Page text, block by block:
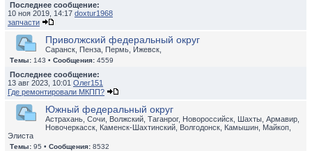
Последнее сообщение:
10 ноя 2019, 14:17 doxtur1968
запчасти
Приволжский федеральный округ
Саранск, Пенза, Пермь, Ижевск,
Темы: 143 • Сообщения: 4559
Последнее сообщение:
13 авг 2023, 10:01 Олег151
Где ремонтировали МКПП?
Южный федеральный округ
Астрахань, Сочи, Волжский, Таганрог, Новороссийск, Шахты, Армавир,
Новочеркасск, Каменск-Шахтинский, Волгодонск, Камышин, Майкоп,
Элиста
Темы: 95 • Сообщения: 8532